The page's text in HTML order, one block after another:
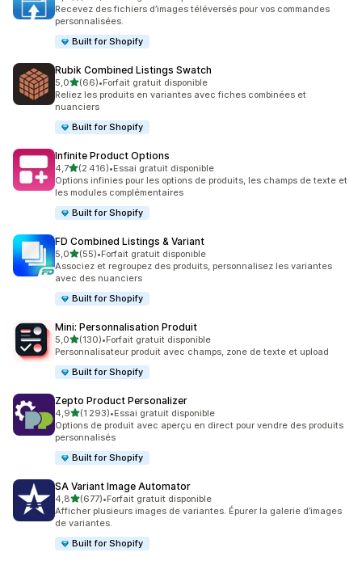
Recevez des fichiers d’images téléversés pour vos commandes
personnalisées.
Built for Shopify
Rubik Combined Listings Swatch
5,0étoile(s) sur 5
(66)
66 avis au total
•Forfait gratuit disponible
Reliez les produits en variantes avec fiches combinées et
nuanciers
Built for Shopify
Infinite Product Options
4,7étoile(s) sur 5
(2 416)
2416 avis au total
•Essai gratuit disponible
Options infinies pour les options de produits, les champs de texte et
les modules complémentaires
Built for Shopify
FD Combined Listings & Variant
5,0étoile(s) sur 5
(55)
55 avis au total
•Forfait gratuit disponible
Associez et regroupez des produits, personnalisez les variantes
avec des nuanciers
Built for Shopify
Mini: Personnalisation Produit
5,0étoile(s) sur 5
(130)
130 avis au total
•Forfait gratuit disponible
Personnalisateur produit avec champs, zone de texte et upload
Built for Shopify
Zepto Product Personalizer
4,9étoile(s) sur 5
(1 293)
1293 avis au total
•Essai gratuit disponible
Options de produit avec aperçu en direct pour vendre des produits
personnalisés
Built for Shopify
SA Variant Image Automator
4,8étoile(s) sur 5
(677)
677 avis au total
•Forfait gratuit disponible
Afficher plusieurs images de variantes. Épurer la galerie d’images
de variantes.
Built for Shopify